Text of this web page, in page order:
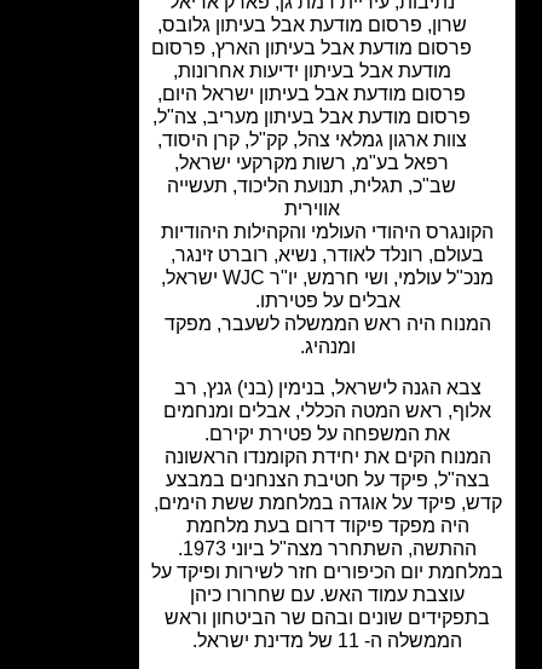
פרסום מודעת אבל בעיתון גלובס,
פרסום מודעת אבל בעיתון הארץ,פרסום
מודעת אבל בעיתון ידיעות אחרונות,
פרסום מודעת אבל בעיתון ישראל היום,
פרסום מודעת אבל בעיתון מעריב, צה"ל,
צוות ארגון גמלאי צהל,קק"ל,קרן היסוד,
רפאל בע"מ,רשות מקרקעי ישראל,
תגלית, תנועת הליכוד, תעשייה
היהודי העולמי והקהילות היהודיות
רונלד לאודר, נשיא, רוברט זינגר,
מנכ"ל עולמי, ושי חרמש, יו"ר WJC ישראל,
אבלים על פטירתו.
היה ראש הממשלה לשעבר, מפקד
הגנה לישראל, בנימין (בני) גנץ, רב
ראש המטה הכללי, אבלים ומנחמים
את המשפחה על פטירת יקירם.
הקים את יחידת הקומנדו הראשונה
פיקד על חטיבת הצנחנים במבצע
פיקד על אוגדה במלחמת ששת הימים,
היה מפקד פיקוד דרום בעת מלחמת
ההתשה, השתחרר מצה"ל ביוני 1973.
יום הכיפורים חזר לשירות ופיקד על
עוצבת עמוד האש. עם שחרורו כיהן
שונים ובהם שר הביטחון וראש
הממשלה ה- 11 של מדינת ישראל.